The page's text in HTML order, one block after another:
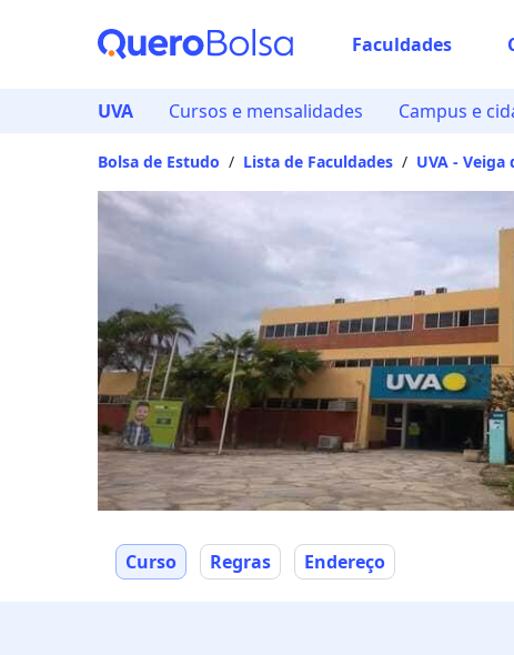
Faculdades
UVA Cursos e mensalidades Campus e
Bolsa de Estudo / Lista de Faculdades / UVA - Veiga
Escolha de
Onde quer
Distâncias
Ops! Não
Verifique se
Curso Regras Endereço